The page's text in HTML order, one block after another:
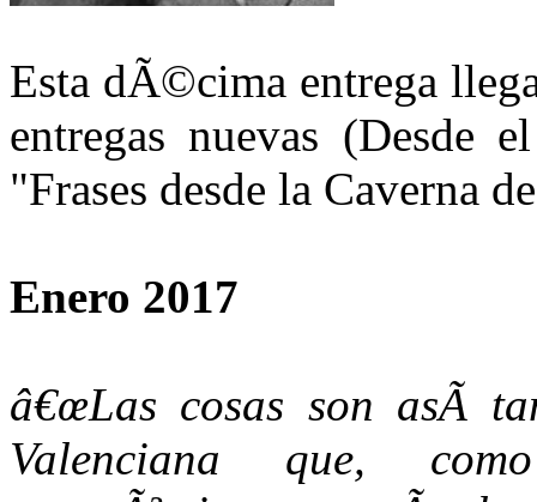
Esta dÃ©cima entrega
entregas nuevas (Desde
"Frases desde la Caverna
Enero 2017
â€œLas cosas son asÃ­
Valenciana que,